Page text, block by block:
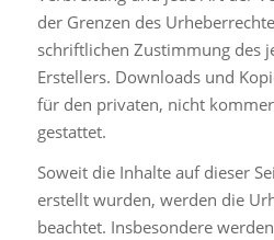
der Grenzen des
schriftlichen Zustimmung des
Erstellers. Downloads und
für den privaten, nicht
gestattet.
Soweit die Inhalte auf dieser
erstellt wurden, werden die
beachtet. Insbesondere